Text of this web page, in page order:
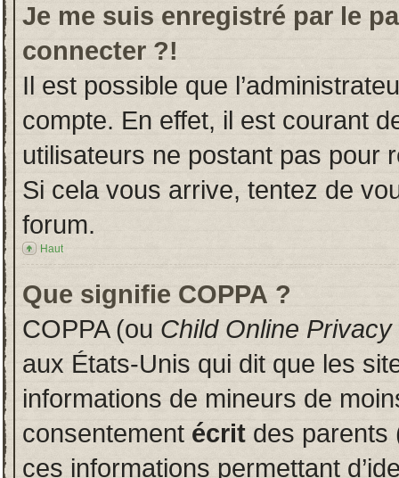
Je me suis enregistré par le
connecter ?!
Il est possible que
compte. En effet, il est courant
utilisateurs ne postant pas pour
Si cela vous arrive, tentez de
forum.
Haut
Que signifie COPPA ?
COPPA (ou Child Online
aux États-Unis qui dit que les
informations de mineurs de
consentement écrit des parents
ces informations permettant